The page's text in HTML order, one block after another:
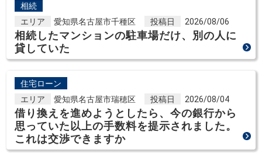
相続
エリア
愛知県名古屋市千種区 投稿日 2026/08/06
相続したマンションの駐車場だけ、別の人に
貸していた
住宅ローン
エリア
愛知県名古屋市瑞穂区 投稿日 2026/08/04
借り換えを進めようとしたら、今の銀行から
思っていた以上の手数料を提示されました。
これは交渉できますか